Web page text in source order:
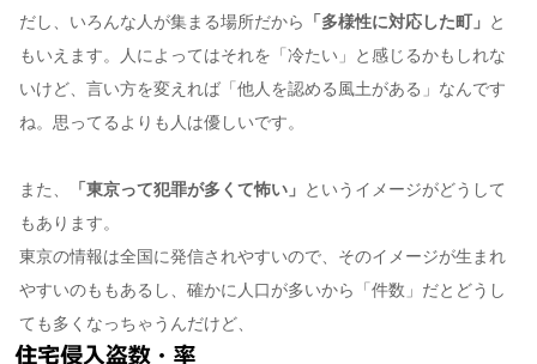
だし、いろんな人が集まる場所だから
「多様性に対応した町」 と
もいえます。人によってはそれを「冷たい」と感じるかもしれな
いけど、言い方を変えれば「他人を認める風土がある」なんです
ね。思ってるよりも人は優しいです。
また、 「東京って犯罪が多くて怖い」 というイメージがどうして
もあります。
東京の情報は全国に発信されやすいので、そのイメージが生まれ
やすいのももあるし、確かに人口が多いから「件数」だとどうし
ても多くなっちゃうんだけど、